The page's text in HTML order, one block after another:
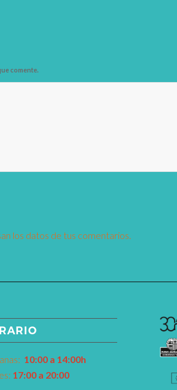
comente.
los datos de tus comentarios.
10:00 a 14:00h
17:00 a 20:00